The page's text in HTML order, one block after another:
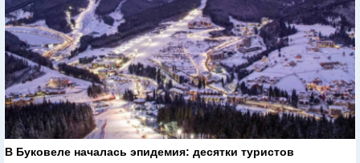
В Буковеле началась эпидемия: десятки туристов